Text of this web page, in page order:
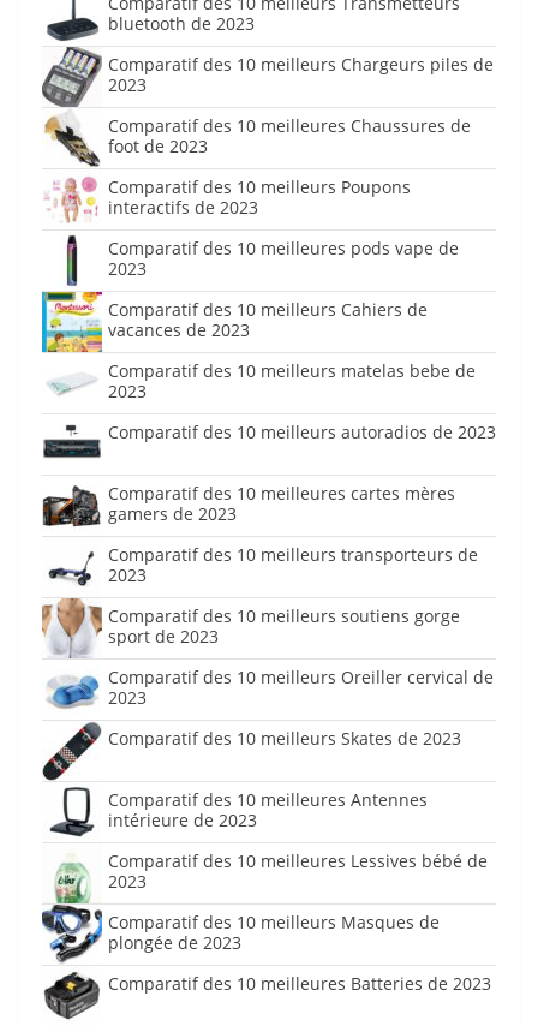
bluetooth de 2023
Comparatif des 10 meilleurs Chargeurs piles de
2023
Comparatif des 10 meilleures Chaussures de
foot de 2023
Comparatif des 10 meilleurs Poupons
interactifs de 2023
Comparatif des 10 meilleures pods vape de
2023
Comparatif des 10 meilleurs Cahiers de
vacances de 2023
Comparatif des 10 meilleurs matelas bebe de
2023
Comparatif des 10 meilleurs autoradios de 2023
Comparatif des 10 meilleures cartes mères
gamers de 2023
Comparatif des 10 meilleurs transporteurs de
2023
Comparatif des 10 meilleurs soutiens gorge
sport de 2023
Comparatif des 10 meilleurs Oreiller cervical de
2023
Comparatif des 10 meilleurs Skates de 2023
Comparatif des 10 meilleures Antennes
intérieure de 2023
Comparatif des 10 meilleures Lessives bébé de
2023
Comparatif des 10 meilleurs Masques de
plongée de 2023
Comparatif des 10 meilleures Batteries de 2023